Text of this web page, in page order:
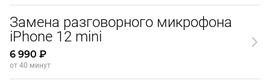
Замена разговорного микрофона
iPhone 12 mini
6 990 ₽
от 40 минут